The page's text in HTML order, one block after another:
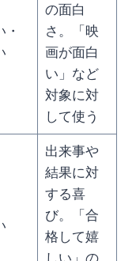
の面白
さ。「映
画が面白
い」など
対象に対
して使う
出来事や
結果に対
する喜
び。「合
格して嬉